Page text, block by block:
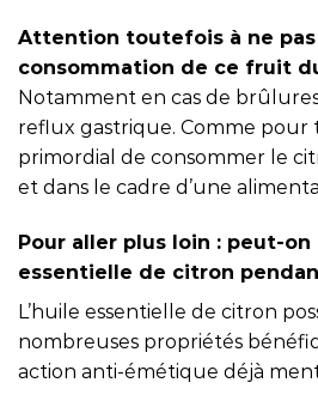
Attention toutefois à ne pas
consommation de ce fruit
Notamment en cas de
reflux gastrique. Comme pour
primordial de consommer le
et dans le cadre d’une
Pour aller plus loin : peut-on
essentielle de citron
L’huile essentielle de citron
nombreuses propriétés
action anti-émétique déjà